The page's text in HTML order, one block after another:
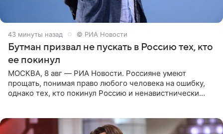
43 минуты назад © РИА Новости
Бутман призвал не пускать в Россию тех, кто
ее покинул
МОСКВА, 8 авг — РИА Новости. Россияне умеют
прощать, понимая право любого человека на ошибку,
однако тех, кто покинул Россию и ненавистнически